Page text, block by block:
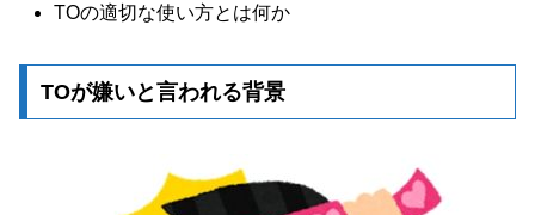
TOの適切な使い方とは何か
TOが嫌いと言われる背景